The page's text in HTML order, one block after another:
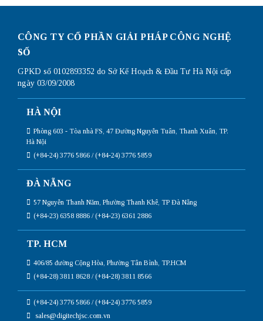
nhất
CÔNG TY CỔ PHẦN GIẢI PHÁP CÔNG NGHỆ
SỐ
GPKD số 0102893352 do Sở Kế Hoạch & Đầu Tư Hà Nội cấp
ngày 03/09/2008
HÀ NỘI
Phòng 603 - Tòa nhà FS, 47 Đường Nguyễn Tuân, Thanh Xuân, TP.
Hà Nội
(+84-24) 3776 5866 / (+84-24) 3776 5859
ĐÀ NẴNG
57 Nguyễn Thanh Năm, Phường Thanh Khê, TP Đà Nẵng
(+84-23) 6358 8886 / (+84-23) 6361 2886
TP. HCM
406/85 đường Cộng Hòa, Phường Tân Bình, TP.HCM
(+84-28) 3811 8628 / (+84-28) 3811 8566
(+84-24) 3776 5866 / (+84-24) 3776 5859
sales@digitechjsc.com.vn